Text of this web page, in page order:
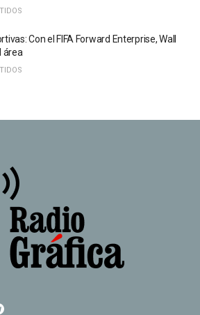
Con el FIFA Forward Enterprise, Wall
área